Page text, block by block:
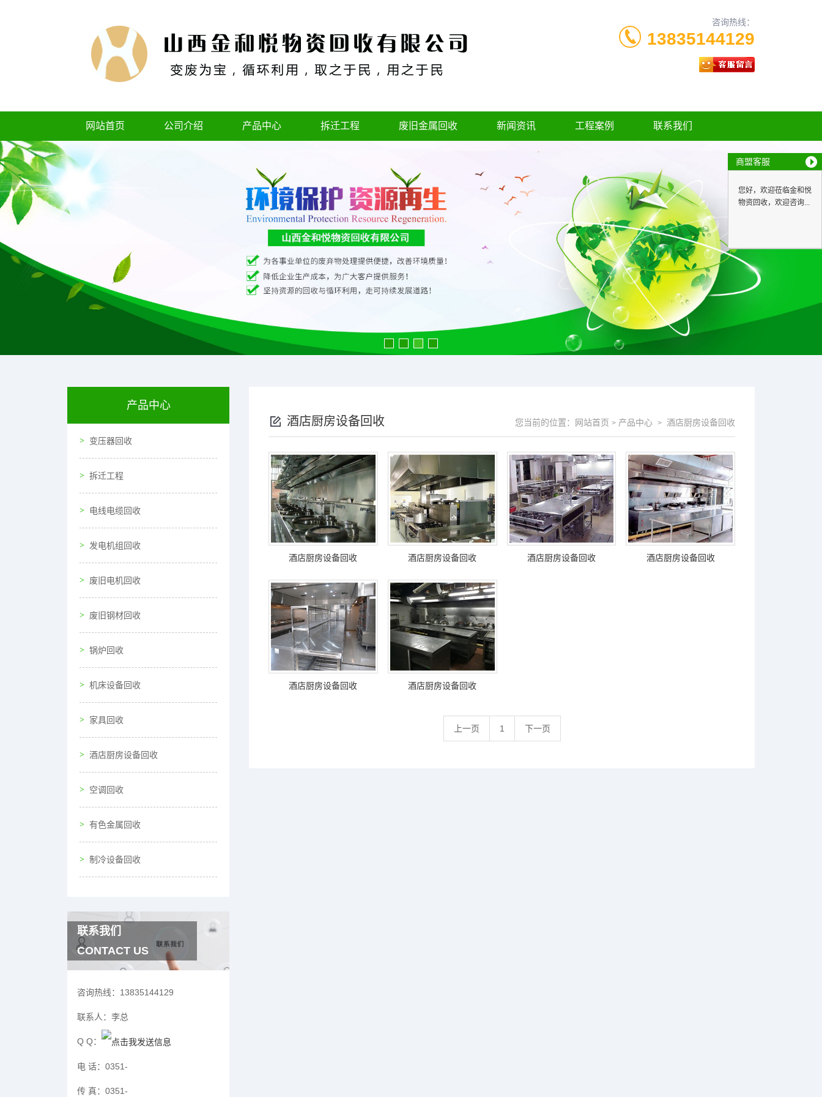
咨询热线：
13835144129
网站首页 公司介绍 产品中心 拆迁工程 废旧金属回收 新闻资讯 工程案例 联系我们
产品中心
变压器回收
拆迁工程
电线电缆回收
发电机组回收
废旧电机回收
废旧钢材回收
锅炉回收
机床设备回收
家具回收
酒店厨房设备回收
空调回收
有色金属回收
制冷设备回收
联系我们
CONTACT US
咨询热线： 13835144129
联系人： 李总
Q Q：
电 话： 0351-
传 真： 0351-
酒店厨房设备回收 您当前的位置： 网站首页 > 产品中心 > 酒店厨房设备回收
酒店厨房设备回收 酒店厨房设备回收 酒店厨房设备回收 酒店厨房设备回收
酒店厨房设备回收 酒店厨房设备回收
上一页 1 下一页
商盟客服
您好，欢迎莅临金和悦
物资回收，欢迎咨询...